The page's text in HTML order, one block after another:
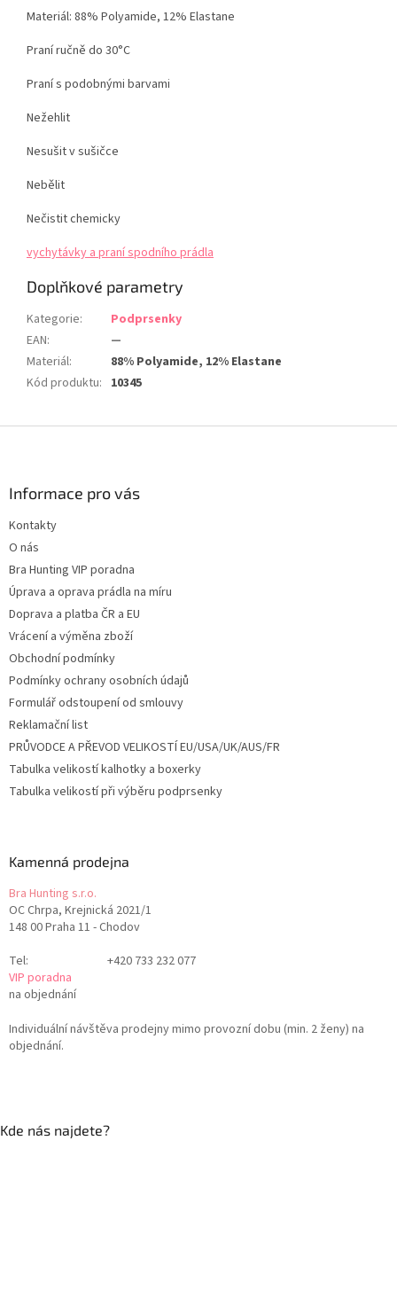
Materiál: 88% Polyamide, 12% Elastane
Praní ručně do 30°C
Praní s podobnými barvami
Nežehlit
Nesušit v sušičce
Nebělit
Nečistit chemicky
vychytávky a praní spodního prádla
Doplňkové parametry
Kategorie:
Podprsenky
EAN:
—
Materiál:
88% Polyamide, 12% Elastane
Kód produktu: 10345
Informace pro vás
Kontakty
O nás
Bra Hunting VIP poradna
Úprava a oprava prádla na míru
Doprava a platba ČR a EU
Vrácení a výměna zboží
Obchodní podmínky
Podmínky ochrany osobních údajů
Formulář odstoupení od smlouvy
Reklamační list
PRŮVODCE A PŘEVOD VELIKOSTÍ EU/USA/UK/AUS/FR
Tabulka velikostí kalhotky a boxerky
Tabulka velikostí při výběru podprsenky
Kamenná prodejna
Bra Hunting s.r.o.
OC Chrpa, Krejnická 2021/1
148 00 Praha 11 - Chodov
Tel:
+420 733 232 077
VIP poradna
na objednání
Individuální návštěva prodejny mimo provozní dobu (min. 2 ženy) na
objednání.
Kde nás najdete?